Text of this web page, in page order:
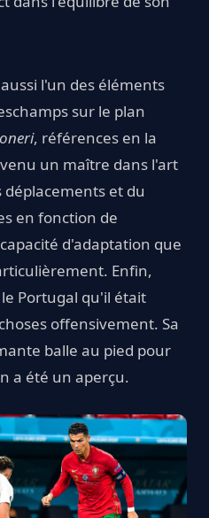
l'un des éléments
sur le plan
, références en la
un maître dans l'art
et du
en fonction de
d'adaptation que
Enfin,
Portugal qu'il était
offensivement. Sa
balle au pied pour
a été un aperçu.